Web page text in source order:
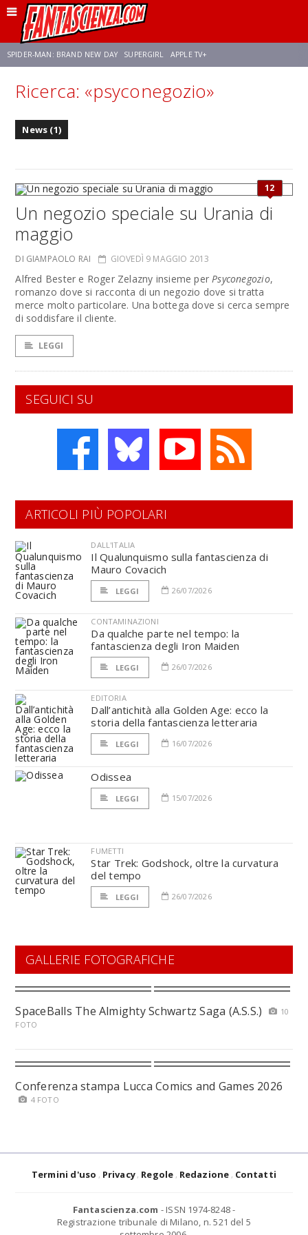
SPIDER-MAN: BRAND NEW DAY SUPERGIRL APPLE TV+
FRANCO RICCIARDIELLO ZENDAYA STAR TREK AVENGERS: DOOMSDAY
Ricerca: «psyconegozio»
News (1)
12
Un negozio speciale su Urania di
maggio
DI GIAMPAOLO RAI GIOVEDÌ 9 MAGGIO 2013
Alfred Bester e Roger Zelazny insieme perPsyconegozio,
romanzo dove si racconta di un negozio dove si tratta
merce molto particolare. Una bottega dove si cerca sempre
di soddisfare il cliente.
LEGGI
SEGUICI SU
ARTICOLI PIÙ POPOLARI
DALL'ITALIA
Il Qualunquismo sulla fantascienza di
Mauro Covacich
LEGGI 26/07/2026
CONTAMINAZIONI
Da qualche parte nel tempo: la
fantascienza degli Iron Maiden
LEGGI 26/07/2026
EDITORIA
Dall’antichità alla Golden Age: ecco la
storia della fantascienza letteraria
LEGGI 16/07/2026
Odissea
LEGGI 15/07/2026
FUMETTI
Star Trek: Godshock, oltre la curvatura
del tempo
LEGGI 26/07/2026
GALLERIE FOTOGRAFICHE
SpaceBalls The Almighty Schwartz Saga (A.S.S.)
10
FOTO
Conferenza stampa Lucca Comics and Games 2026
4 FOTO
Termini d'uso Privacy Regole Redazione Contatti
Fantascienza.com - ISSN 1974-8248 -
Registrazione tribunale di Milano, n. 521 del 5